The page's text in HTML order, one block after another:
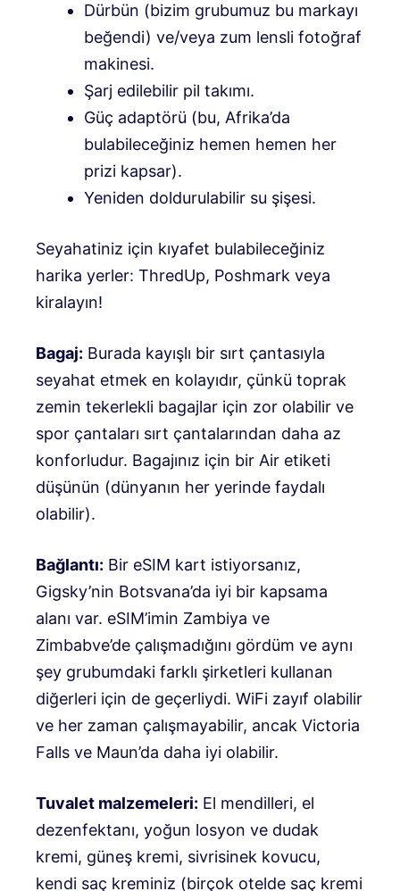
Dürbün (bizim grubumuz bu markayı
beğendi) ve/veya zum lensli fotoğraf
makinesi.
Şarj edilebilir pil takımı.
Güç adaptörü (bu, Afrika’da
bulabileceğiniz hemen hemen her
prizi kapsar).
Yeniden doldurulabilir su şişesi.
Seyahatiniz için kıyafet bulabileceğiniz
harika yerler: ThredUp, Poshmark veya
kiralayın!
Bagaj: Burada kayışlı bir sırt çantasıyla
seyahat etmek en kolayıdır, çünkü toprak
zemin tekerlekli bagajlar için zor olabilir ve
spor çantaları sırt çantalarından daha az
konforludur. Bagajınız için bir Air etiketi
düşünün (dünyanın her yerinde faydalı
olabilir).
Bağlantı: Bir eSIM kart istiyorsanız,
Gigsky’nin Botsvana’da iyi bir kapsama
alanı var. eSIM’imin Zambiya ve
Zimbabve’de çalışmadığını gördüm ve aynı
şey grubumdaki farklı şirketleri kullanan
diğerleri için de geçerliydi. WiFi zayıf olabilir
ve her zaman çalışmayabilir, ancak Victoria
Falls ve Maun’da daha iyi olabilir.
Tuvalet malzemeleri: El mendilleri, el
dezenfektanı, yoğun losyon ve dudak
kremi, güneş kremi, sivrisinek kovucu,
kendi saç kreminiz (birçok otelde saç kremi